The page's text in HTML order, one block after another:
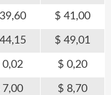
39,60 41,00
44,15 49,01
0,02 0,20
7,00 8,70